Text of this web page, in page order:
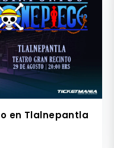
en Tlalnepantla